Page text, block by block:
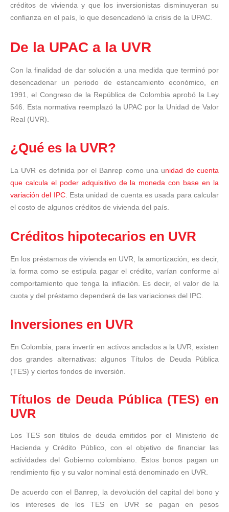
créditos de vivienda y que los inversionistas disminuyeran su
confianza en el país, lo que desencadenó la crisis de la UPAC.
De la UPAC a la UVR
Con la finalidad de dar solución a una medida que terminó por
desencadenar un periodo de estancamiento económico, en
1991, el Congreso de la República de Colombia aprobó la Ley
546. Esta normativa reemplazó la UPAC por la Unidad de Valor
Real (UVR).
¿Qué es la UVR?
La UVR es definida por el Banrep como una unidad de cuenta
que calcula el poder adquisitivo de la moneda con base en la
variación del IPC. Esta unidad de cuenta es usada para calcular
el costo de algunos créditos de vivienda del país.
Créditos hipotecarios en UVR
En los préstamos de vivienda en UVR, la amortización, es decir,
la forma como se estipula pagar el crédito, varían conforme al
comportamiento que tenga la inflación. Es decir, el valor de la
cuota y del préstamo dependerá de las variaciones del IPC.
Inversiones en UVR
En Colombia, para invertir en activos anclados a la UVR, existen
dos grandes alternativas: algunos Títulos de Deuda Pública
(TES) y ciertos fondos de inversión.
Títulos de Deuda Pública (TES) en
UVR
Los TES son títulos de deuda emitidos por el Ministerio de
Hacienda y Crédito Público, con el objetivo de financiar las
actividades del Gobierno colombiano. Estos bonos pagan un
rendimiento fijo y su valor nominal está denominado en UVR.
De acuerdo con el Banrep, la devolución del capital del bono y
los intereses de los TES en UVR se pagan en pesos